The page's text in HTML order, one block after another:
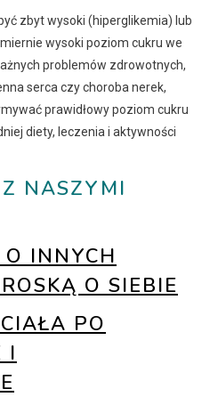
zbyt wysoki (hiperglikemia) lub
wysoki poziom cukru we
problemów zdrowotnych,
serca czy choroba nerek,
prawidłowy poziom cukru
diety, leczenia i aktywności
NASZYMI
INNYCH
O SIEBIE
PO
I